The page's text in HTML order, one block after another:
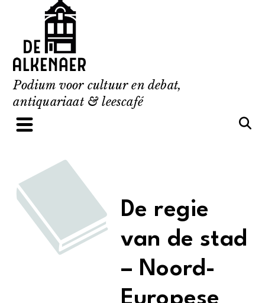
content
Podium voor cultuur en debat,
antiquariaat & leescafé
De regie
van de stad
– Noord-